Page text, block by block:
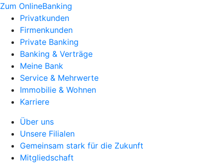
Zum OnlineBanking
Privatkunden
Firmenkunden
Private Banking
Banking & Verträge
Meine Bank
Service & Mehrwerte
Immobilie & Wohnen
Karriere
Über uns
Unsere Filialen
Gemeinsam stark für die Zukunft
Mitgliedschaft